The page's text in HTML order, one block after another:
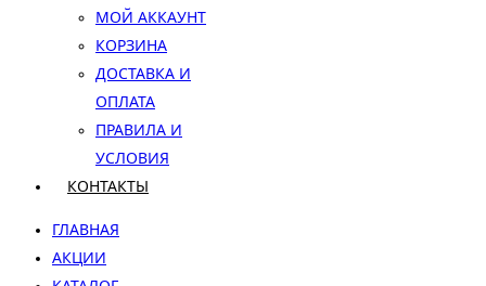
МОЙ АККАУНТ
КОРЗИНА
ДОСТАВКА И
ОПЛАТА
ПРАВИЛА И
УСЛОВИЯ
КОНТАКТЫ
ГЛАВНАЯ
АКЦИИ